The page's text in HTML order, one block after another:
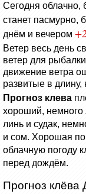
Сегодня облачно,
станет пасмурно,
днём и вечером
Ветер весь день
ветер для
движение ветра
развитые в
Прогноз клева
хороший, немного
линь и судак,
и сом. Хорошая
облачную погоду
перед дождём.
Прогноз клёва